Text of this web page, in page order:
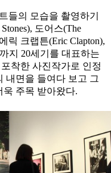
들의 모습을 촬영하기
도어스(The
릭 크랩튼(Eric Clapton),
지 20세기를 대표하는
착한 사진작가로 인정
내면을 들여다 보고 그
주목 받아왔다.